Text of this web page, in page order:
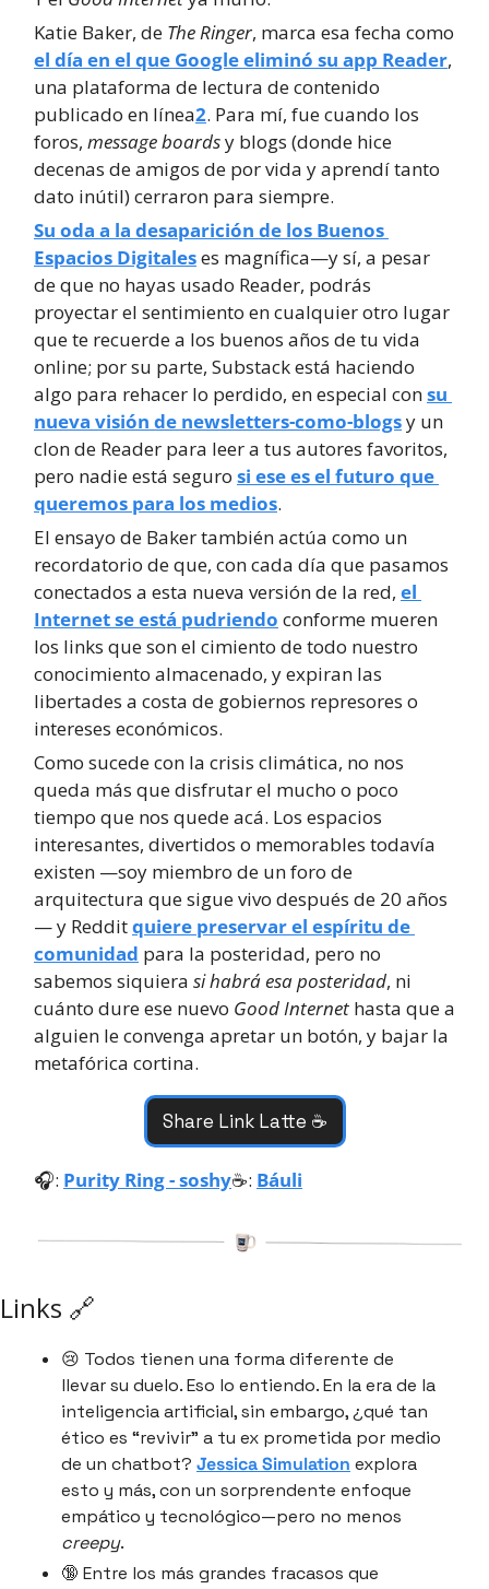
Katie Baker, de The Ringer
el día en el que Google eliminó su app Reader,
una plataforma de lectura de contenido
publicado en línea2. Para mí, fue cuando los
foros, message boards y blogs (donde hice
decenas de amigos de por vida y aprendí tanto
dato inútil) cerraron para siempre.
Su oda a la desaparición de los Buenos
Espacios Digitales es magnífica—y sí, a pesar
de que no hayas usado Reader, podrás
proyectar el sentimiento en cualquier otro lugar
que te recuerde a los buenos años de tu vida
online; por su parte, Substack está haciendo
algo para rehacer lo perdido, en especial con su
nueva visión de newsletters-como-blogs y un
clon de Reader para leer a tus autores favoritos,
pero nadie está seguro si ese es el futuro que
queremos para los medios.
El ensayo de Baker también actúa como un
recordatorio de que, con cada día que pasamos
conectados a esta nueva versión de la red, el
Internet se está pudriendo conforme mueren
los links que son el cimiento de todo nuestro
conocimiento almacenado, y expiran las
libertades a costa de gobiernos represores o
intereses económicos.
Como sucede con la crisis climática, no nos
queda más que disfrutar el mucho o poco
tiempo que nos quede acá. Los espacios
interesantes, divertidos o memorables todavía
existen —soy miembro de un foro de
arquitectura que sigue vivo después de 20 años
— y Reddit quiere preservar el espíritu de
comunidad para la posteridad, pero no
sabemos siquiera si habrá esa posteridad, ni
cuánto dure ese nuevo Good Internet hasta que a
alguien le convenga apretar un botón, y bajar la
metafórica cortina.
Share Link Latte ☕️
🎧: Purity Ring - soshy☕️: Báuli
Links 🔗
😢 Todos tienen una forma diferente de
llevar su duelo. Eso lo entiendo. En la era de la
inteligencia artificial, sin embargo, ¿qué tan
ético es “revivir” a tu ex prometida por medio
de un chatbot? Jessica Simulation explora
esto y más, con un sorprendente enfoque
creepy.
🔞 Entre los más grandes fracasos que